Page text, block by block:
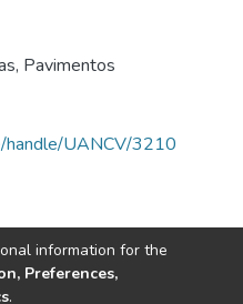
, Pavimentos
handle/UANCV/3210
information for the
Preferences,
.